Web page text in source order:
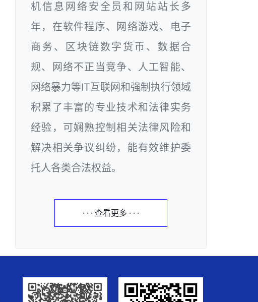
机信息网络安全员和网站站长多
年，在软件程序、网络游戏、电子
商务、区块链数字货币、数据合
规、网络不正当竞争、人工智能、
网络暴力等IT互联网和强制执行领域
积累了丰富的专业技术和法律实务
经验，可娴熟控制相关法律风险和
解决相关争议纠纷，能有效维护委
托人各类合法权益。
· · · 查看更多 · · ·